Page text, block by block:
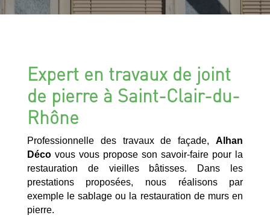
Expert en travaux de joint
de pierre à Saint-Clair-du-
Rhône
Professionnelle des travaux de façade,Alhan
Décovous vous propose son savoir-faire pour la
restauration de vieilles bâtisses. Dans les
prestations proposées, nous réalisons par
exemple le sablage ou la restauration de murs en
pierre.